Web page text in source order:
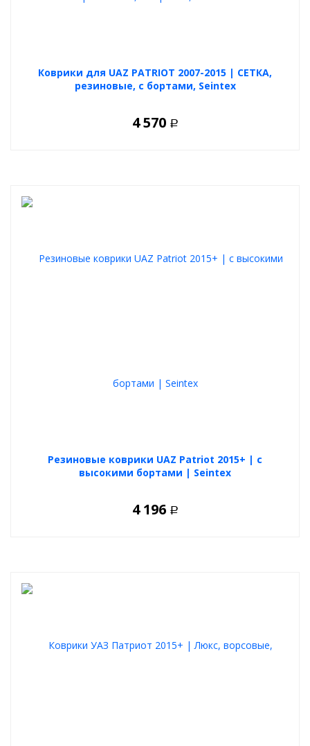
Коврики для UAZ PATRIOT 2007-2015 | СЕТКА,
резиновые, с бортами, Seintex
4 570 Р
Резиновые коврики UAZ Patriot 2015+ | с
высокими бортами | Seintex
4 196 Р